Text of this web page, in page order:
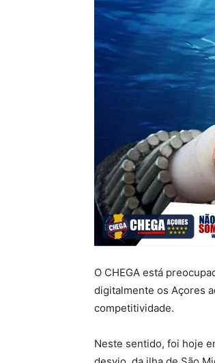
O CHEGA está
digitalmente os Açores
competitividade.
Neste sentido, foi hoje